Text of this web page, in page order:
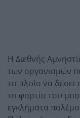
Η Διεθνής
των οργανισμών
το πλοίο να δέσει
το φορτίο του
εγκλήματα